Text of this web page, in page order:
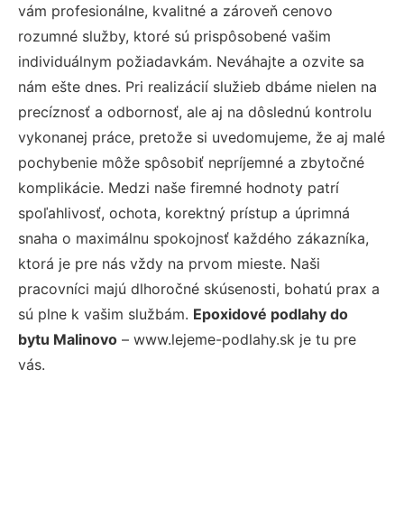
vám profesionálne, kvalitné a zároveň cenovo
rozumné služby, ktoré sú prispôsobené vašim
individuálnym požiadavkám. Neváhajte a ozvite sa
nám ešte dnes. Pri realizácií služieb dbáme nielen na
precíznosť a odbornosť, ale aj na dôslednú kontrolu
vykonanej práce, pretože si uvedomujeme, že aj malé
pochybenie môže spôsobiť nepríjemné a zbytočné
komplikácie. Medzi naše firemné hodnoty patrí
spoľahlivosť, ochota, korektný prístup a úprimná
snaha o maximálnu spokojnosť každého zákazníka,
ktorá je pre nás vždy na prvom mieste. Naši
pracovníci majú dlhoročné skúsenosti, bohatú prax a
sú plne k vašim službám. Epoxidové podlahy do
bytu Malinovo – www.lejeme-podlahy.sk je tu pre
vás.